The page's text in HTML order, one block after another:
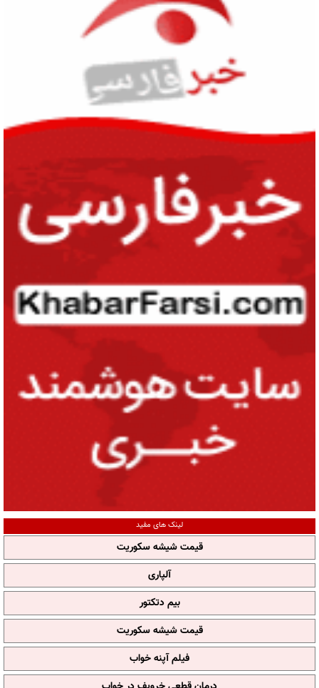
لینک های مفید
قیمت شیشه سکوریت
آلپاری
بیم دتکتور
قیمت شیشه سکوریت
فیلم آپنه خواب